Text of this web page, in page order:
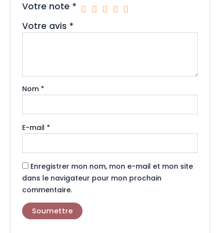
Votre note *
Votre avis *
Nom *
E-mail *
Enregistrer mon nom, mon e-mail et mon site
dans le navigateur pour mon prochain
commentaire.